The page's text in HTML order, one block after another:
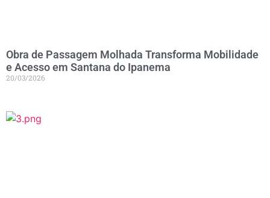
Obra de Passagem Molhada Transforma Mobilidade
e Acesso em Santana do Ipanema
20/03/2026